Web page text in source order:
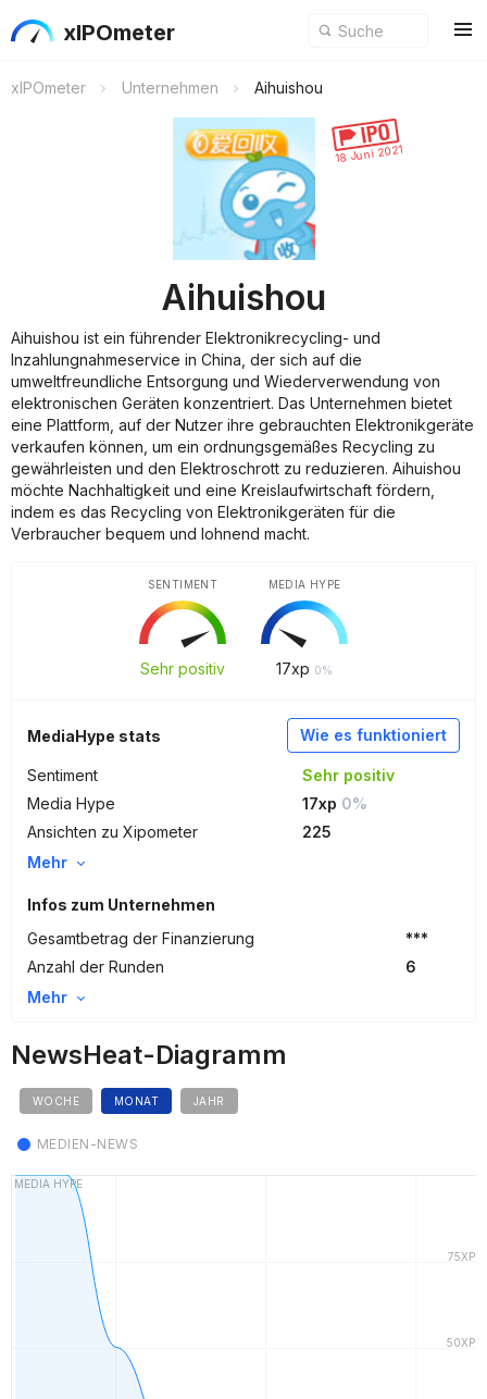
xIPOmeter
xIPOmeter Unternehmen Aihuishou
18 Juni 2021
Aihuishou
Aihuishou ist ein führender Elektronikrecycling- und
Inzahlungnahmeservice in China, der sich auf die
umweltfreundliche Entsorgung und Wiederverwendung von
elektronischen Geräten konzentriert. Das Unternehmen bietet
eine Plattform, auf der Nutzer ihre gebrauchten Elektronikgeräte
verkaufen können, um ein ordnungsgemäßes Recycling zu
gewährleisten und den Elektroschrott zu reduzieren. Aihuishou
möchte Nachhaltigkeit und eine Kreislaufwirtschaft fördern,
indem es das Recycling von Elektronikgeräten für die
Verbraucher bequem und lohnend macht.
Sehr positiv
SENTIMENT
17xp 0%
MEDIA HYPE
Wie es funktioniert
MediaHype stats
Sentiment
Sehr positiv
Media Hype
17xp 0%
Ansichten zu Xipometer
225
Mehr
Infos zum Unternehmen
Gesamtbetrag der Finanzierung
***
Anzahl der Runden
6
Mehr
NewsHeat-Diagramm
WOCHE MONAT JAHR
MEDIEN-NEWS